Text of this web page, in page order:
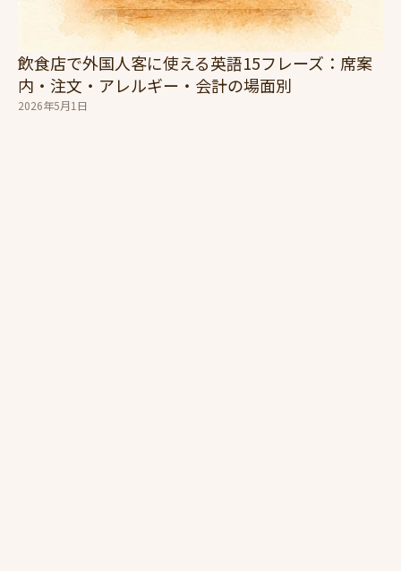
飲食店で外国人客に使える英語15フレーズ：席案
内・注文・アレルギー・会計の場面別
2026年5月1日